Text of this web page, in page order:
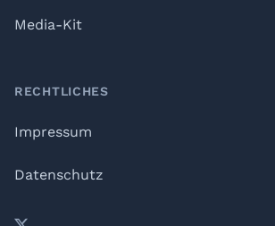
Media-Kit
RECHTLICHES
Impressum
Datenschutz